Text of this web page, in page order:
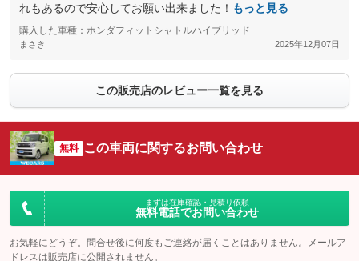
れもあるので安心してお願い出来ました！ もっと見る
購入した車種：ホンダフィットシャトルハイブリッド
まさき 2025年12月07日
この販売店のレビュー一覧を見る
無料 この車両に関するお問い合わせ
まずは在庫確認・見積り依頼
無料電話でお問い合わせ
お気軽にどうぞ。問合せ後に何度もご連絡が届くことはありません。メールア
ドレスは販売店に公開されません。